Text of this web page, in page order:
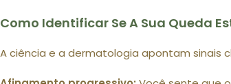
Como Identificar Se A Sua Queda
A ciência e a dermatologia apontam sinais